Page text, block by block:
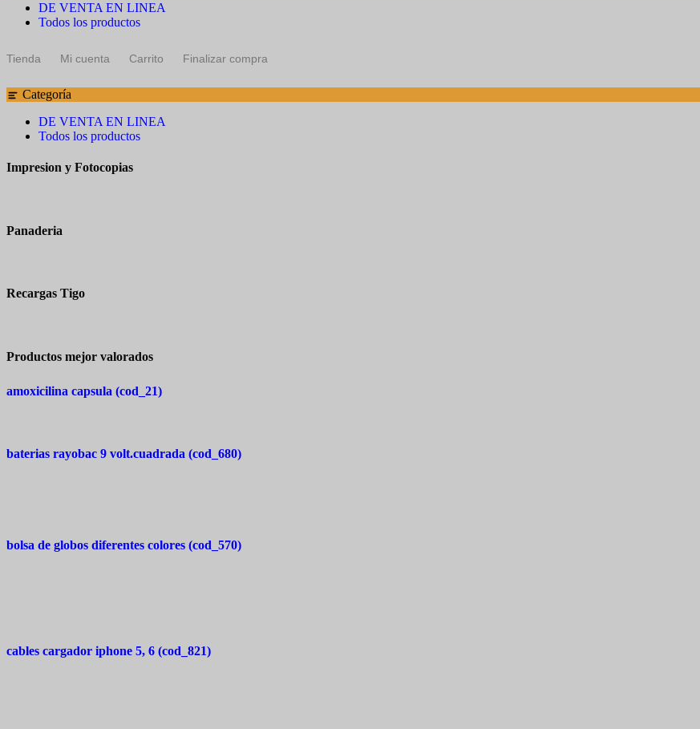
DE VENTA EN LINEA
Todos los productos
Tienda Mi cuenta Carrito Finalizar compra
Categoría
DE VENTA EN LINEA
Todos los productos
Impresion y Fotocopias
Panaderia
Recargas Tigo
Productos mejor valorados
amoxicilina capsula (cod_21)
baterias rayobac 9 volt.cuadrada (cod_680)
bolsa de globos diferentes colores (cod_570)
cables cargador iphone 5, 6 (cod_821)